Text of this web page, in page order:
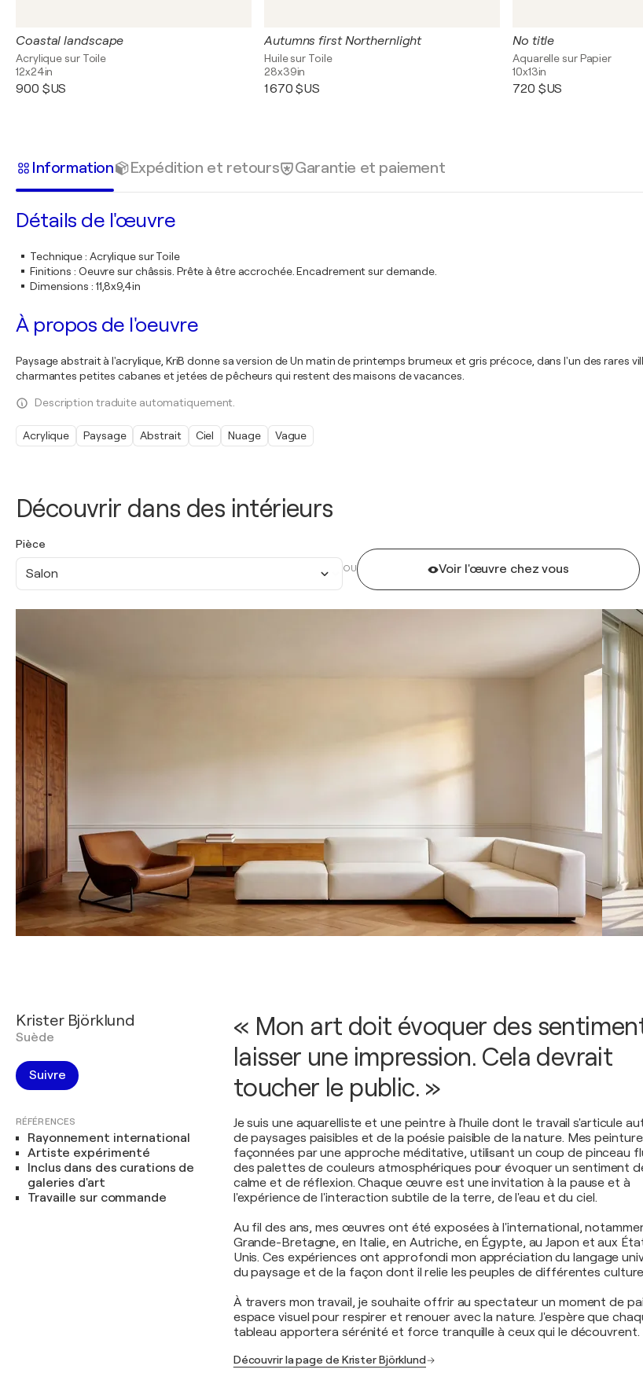
Découvrir dans des intérieurs
Pièce
Salon OU Voir l'œuvre chez vous
Coastal landscape
Acrylique sur Toile
12x24in
900 $US
Autumns first Northernlight
Huile sur Toile
28x39in
1 670 $US
No title
Aquarelle sur Papier
10x13in
720 $US
Information Expédition et retours Garantie et paiement
Détails de l'œuvre
Technique: Acrylique sur Toile
Finitions : Oeuvre sur châssis. Prête à être accrochée. Encadrement sur demande.
Dimensions : 11,8x9,4in
À propos de l'oeuvre
Paysage abstrait à l'acrylique, KriB donne sa version de Un matin de printemps brumeux et gris précoce, dans l'un des rares
charmantes petites cabanes et jetées de pêcheurs qui restent des maisons de vacances.
Description traduite automatiquement.
Acrylique Paysage Abstrait Ciel Nuage Vague
Krister Björklund
Suède
Suivre
RÉFÉRENCES
Rayonnement international
Artiste expérimenté
Inclus dans des curations de
galeries d'art
Travaille sur commande
« Mon art doit évoquer des
laisser une impression. Cela devrait
toucher le public. »
Je suis une aquarelliste et une peintre à l'huile dont le travail s'articule
de paysages paisibles et de la poésie paisible de la nature. Mes
façonnées par une approche méditative, utilisant un coup de pinceau
des palettes de couleurs atmosphériques pour évoquer un sentiment
calme et de réflexion. Chaque œuvre est une invitation à la pause et à
l'expérience de l'interaction subtile de la terre, de l'eau et du ciel.
Au fil des ans, mes œuvres ont été exposées à l'international,
Grande-Bretagne, en Italie, en Autriche, en Égypte, au Japon et aux
Unis. Ces expériences ont approfondi mon appréciation du langage
du paysage et de la façon dont il relie les peuples de différentes
À travers mon travail, je souhaite offrir au spectateur un moment de
espace visuel pour respirer et renouer avec la nature. J'espère que
tableau apportera sérénité et force tranquille à ceux qui le découvrent.
Découvrir la page de Krister Björklund